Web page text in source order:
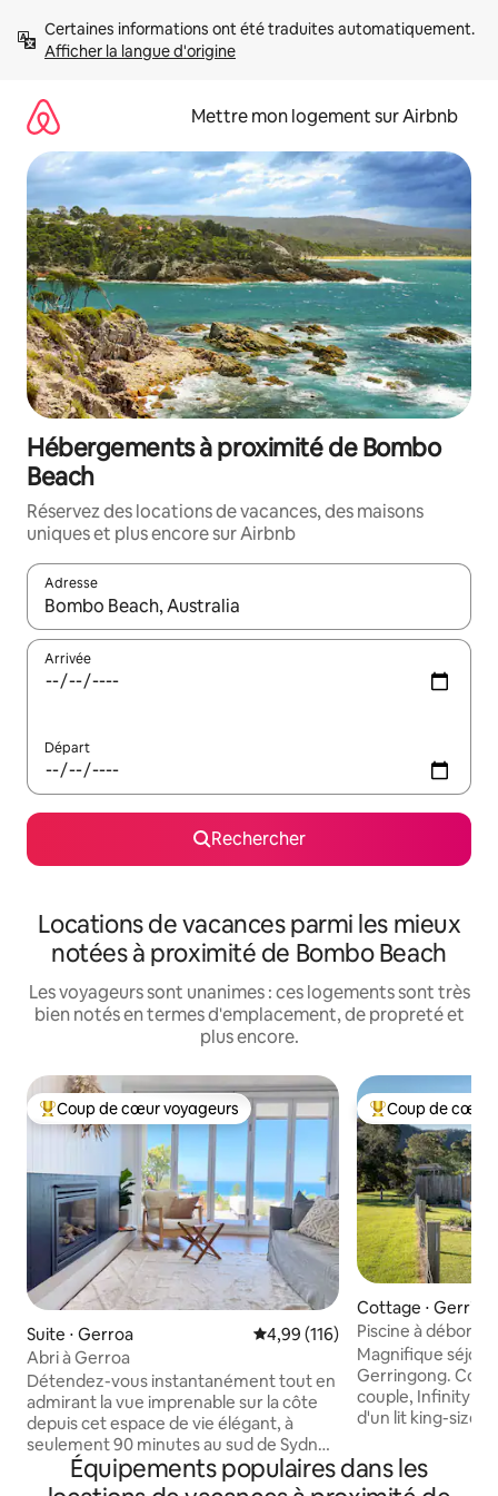
directement
Afficher la langue d'origine
Mettre mon logement sur Airbnb
Hébergements à proximité de Bombo
Beach
Réservez des locations de vacances, des maisons
uniques et plus encore sur Airbnb
Adresse
Lorsque les résultats s'affichent, utilisez les flèches vers le
Arrivée
Départ
Rechercher
Locations de vacances parmi les mieux
notées à proximité de Bombo Beach
Les voyageurs sont unanimes : ces logements sont très
bien notés en termes d'emplacement, de propreté et
plus encore.
Coups de cœur voyageurs les plus appréciés
Coup de cœur voyageurs
Suite ⋅ Gerroa Évaluation moyenne sur la
4,99 (116)
Abri à Gerroa
Détendez-vous instantanément tout en
admirant la vue imprenable sur la côte
depuis cet espace de vie élégant, à
seulement 90 minutes au sud de Sydney
et à 700 mètres à pied de Seven Mile
Beach. Ouvrez les portes-fenêtres pour
Coups de cœur
Coup de cœur
Cottage ⋅
Piscine à
Magnifique
Gerringong.
couple, Infinity on
d'un lit king-size,
terrasse pour
couchers de
Équipements populaires dans les